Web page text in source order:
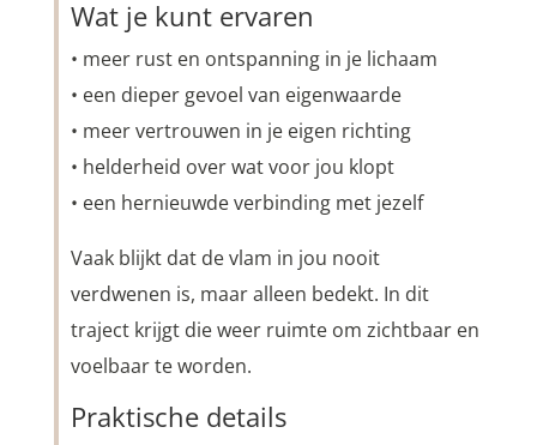
Wat je kunt ervaren
• meer rust en ontspanning in je lichaam
• een dieper gevoel van eigenwaarde
• meer vertrouwen in je eigen richting
• helderheid over wat voor jou klopt
• een hernieuwde verbinding met jezelf
Vaak blijkt dat de vlam in jou nooit
verdwenen is, maar alleen bedekt. In dit
traject krijgt die weer ruimte om zichtbaar en
voelbaar te worden.
Praktische details